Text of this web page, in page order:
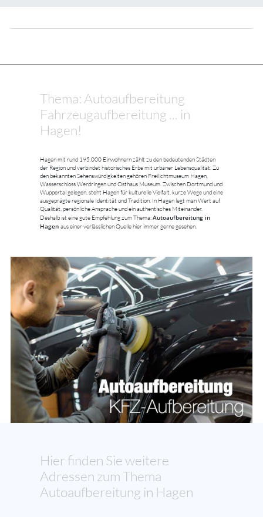
Thema: Autoaufbereitung
Fahrzeugaufbereitung ... in
Hagen!
Hagen mit rund 195.000 Einwohnern zählt zu den bedeutenden Städten
der Region und verbindet historisches Erbe mit urbaner Lebensqualität. Zu
den bekannten Sehenswürdigkeiten gehören Freilichtmuseum Hagen,
Wasserschloss Werdringen und Osthaus Museum. Zwischen Dortmund und
Wuppertal gelegen, steht Hagen für kulturelle Vielfalt, kurze Wege und eine
ausgeprägte regionale Identität und Tradition. In Hagen legt man Wert auf
Qualität, persönliche Ansprache und ein authentisches Miteinander.
Deshalb ist eine gute Empfehlung zum Thema:Autoaufbereitung in
Hagen aus einer verlässlichen Quelle hier immer gerne gesehen.
Hier finden Sie weitere
Adressen zum Thema
Autoaufbereitung in Hagen